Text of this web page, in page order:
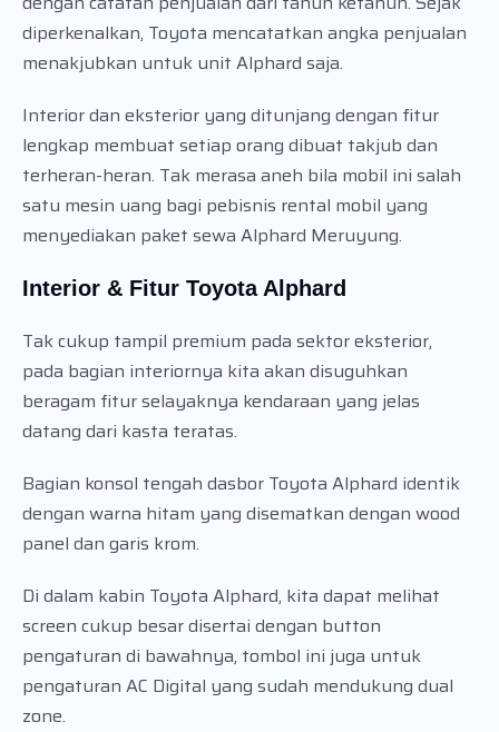
diperkenalkan, Toyota mencatatkan angka penjualan
menakjubkan untuk unit Alphard saja.
Interior dan eksterior yang ditunjang dengan fitur
lengkap membuat setiap orang dibuat takjub dan
terheran-heran. Tak merasa aneh bila mobil ini salah
satu mesin uang bagi pebisnis rental mobil yang
menyediakan paket sewa Alphard Meruyung.
Interior & Fitur Toyota Alphard
Tak cukup tampil premium pada sektor eksterior,
pada bagian interiornya kita akan disuguhkan
beragam fitur selayaknya kendaraan yang jelas
datang dari kasta teratas.
Bagian konsol tengah dasbor Toyota Alphard identik
dengan warna hitam yang disematkan dengan wood
panel dan garis krom.
Di dalam kabin Toyota Alphard, kita dapat melihat
screen cukup besar disertai dengan button
pengaturan di bawahnya, tombol ini juga untuk
pengaturan AC Digital yang sudah mendukung dual
zone.